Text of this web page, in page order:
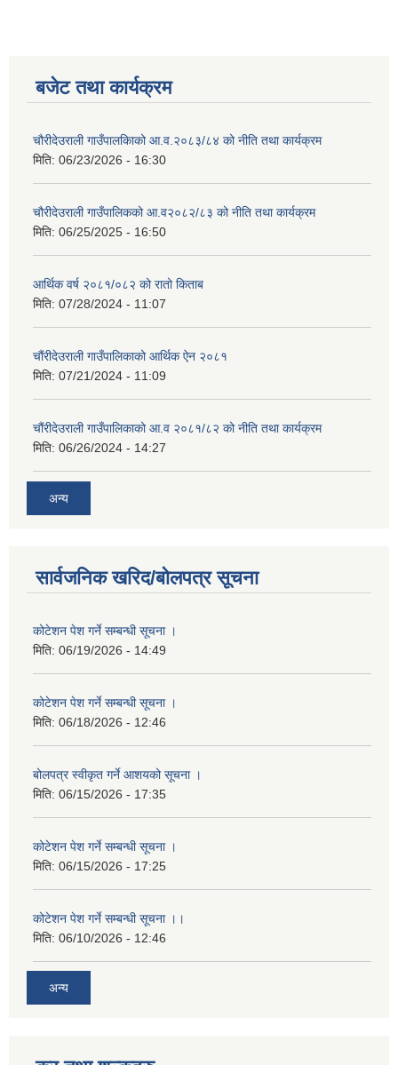
बजेट तथा कार्यक्रम
चौरीदेउराली गाउँपालकिाको आ.व.२०८३/८४ को नीति तथा कार्यक्रम
मिति: 06/23/2026 - 16:30
चौरीदेउराली गाउँपालिकको आ.व२०८२/८३ को नीति तथा कार्यक्रम
मिति: 06/25/2025 - 16:50
आर्थिक वर्ष २०८१/०८२ को रातो किताब
मिति: 07/28/2024 - 11:07
चौंरीदेउराली गाउँपालिकाको आर्थिक ऐन २०८१
मिति: 07/21/2024 - 11:09
चौंरीदेउराली गाउँपालिकाको आ.व २०८१/८२ को नीति तथा कार्यक्रम
मिति: 06/26/2024 - 14:27
अन्य
सार्वजनिक खरिद/बोलपत्र सूचना
कोटेशन पेश गर्ने सम्बन्धी सूचना ।
मिति: 06/19/2026 - 14:49
कोटेशन पेश गर्ने सम्बन्धी सूचना ।
मिति: 06/18/2026 - 12:46
बोलपत्र स्वीकृत गर्ने आशयको सूचना ।
मिति: 06/15/2026 - 17:35
कोटेशन पेश गर्ने सम्बन्धी सूचना ।
मिति: 06/15/2026 - 17:25
कोटेशन पेश गर्ने सम्बन्धी सूचना ।।
मिति: 06/10/2026 - 12:46
अन्य